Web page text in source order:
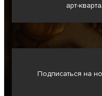
арт-
Подписаться на